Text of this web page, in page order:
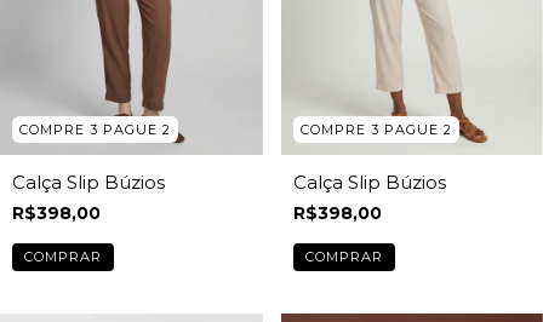
COMPRE 3 PAGUE 2
Calça Slip Búzios
R$398,00
COMPRAR
COMPRE 3 PAGUE 2
Calça Slip Búzios
R$398,00
COMPRAR